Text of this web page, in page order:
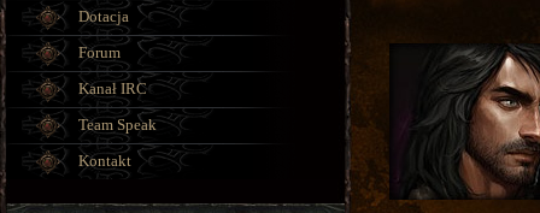
Dotacja
Forum
Kanał IRC
Team Speak
Kontakt